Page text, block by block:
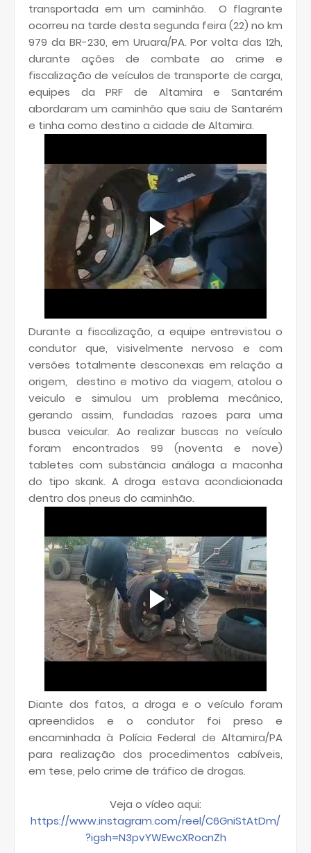
transportada em um caminhão. O flagrante
ocorreu na tarde desta segunda feira (22) no km
979 da BR-230, em Uruara/PA. Por volta das 12h,
durante ações de combate ao crime e
fiscalização de veículos de transporte de carga,
equipes da PRF de Altamira e Santarém
abordaram um caminhão que saiu de Santarém
e tinha como destino a cidade de Altamira.
Durante a fiscalização, a equipe entrevistou o
condutor que, visivelmente nervoso e com
versões totalmente desconexas em relação a
origem, destino e motivo da viagem, atolou o
veiculo e simulou um problema mecânico,
gerando assim, fundadas razoes para uma
busca veicular. Ao realizar buscas no veículo
foram encontrados 99 (noventa e nove)
tabletes com substância análoga a maconha
do tipo skank. A droga estava acondicionada
dentro dos pneus do caminhão.
Diante dos fatos, a droga e o veículo foram
apreendidos e o condutor foi preso e
encaminhada à Polícia Federal de Altamira/PA
para realização dos procedimentos cabíveis,
em tese, pelo crime de tráfico de drogas.
Veja o vídeo aqui:
https://www.instagram.com/reel/C6GniStAtDm/
?igsh=N3pvYWEwcXRocnZh